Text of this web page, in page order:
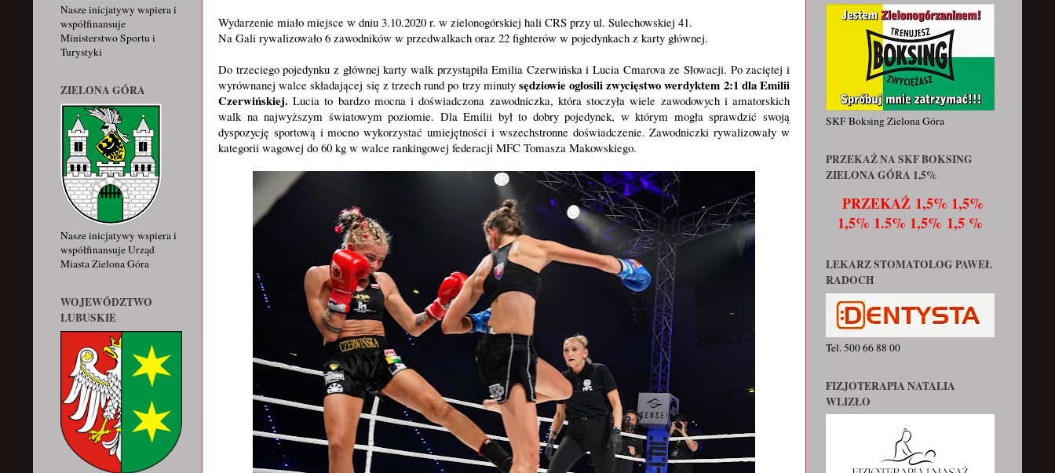
Wydarzenie miało miejsce w dniu 3.10.2020 r. w zielonogórskiej hali CRS przy ul. Sulechowskiej 41.
Na Gali rywalizowało 6 zawodników w przedwalkach oraz 22 fighterów w pojedynkach z karty głównej.
Do trzeciego pojedynku z głównej karty walk przystąpiła Emilia Czerwińska i Lucia Cmarova ze Słowacji. Po zaciętej i
wyrównanej walce składającej się z trzech rund po trzy minuty sędziowie ogłosili zwycięstwo werdyktem 2:1 dla Emilii
Czerwińskiej.Lucia to bardzo mocna i doświadczona zawodniczka, która stoczyła wiele zawodowych i amatorskich
walk na najwyższym światowym poziomie. Dla Emilii był to dobry pojedynek, w którym mogła sprawdzić swoją
dyspozycję sportową i mocno wykorzystać umiejętności i wszechstronne doświadczenie. Zawodniczki rywalizowały w
kategorii wagowej do 60 kg w walce rankingowej federacji MFC Tomasza Makowskiego.
Nasze inicjatywy wspiera i
współfinansuje
Ministerstwo Sportu i
Turystyki
ZIELONA GÓRA
Nasze inicjatywy wspiera i
współfinansuje Urząd
Miasta Zielona Góra
WOJEWÓDZTWO
LUBUSKIE
SKF Boksing Zielona Góra
PRZEKAŻ NA SKF BOKSING
ZIELONA GÓRA 1,5%
PRZEKAŻ 1,5% 1,5%
1,5% 1.5% 1,5% 1,5 %
LEKARZ STOMATOLOG PAWEŁ
RADOCH
Tel. 500 66 88 00
FIZJOTERAPIA NATALIA
WLIZŁO